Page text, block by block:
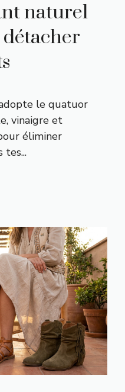
naturel
le quatuor
vinaigre et
éliminer